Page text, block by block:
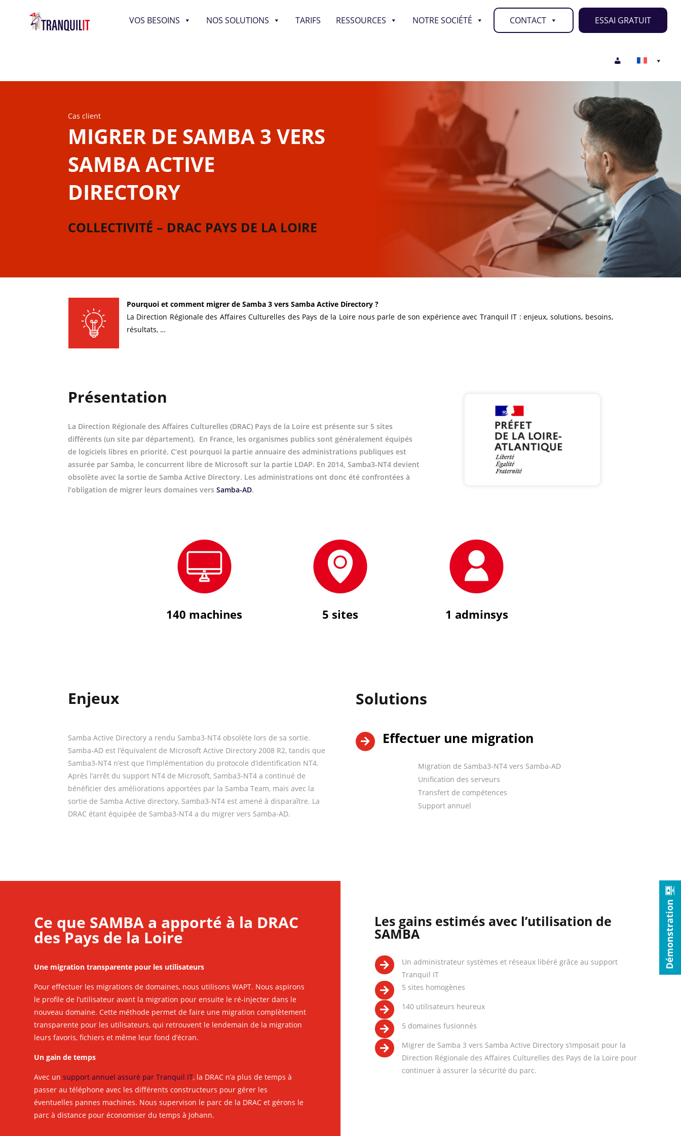
VOS BESOINS NOS SOLUTIONS TARIFS RESSOURCES NOTRE SOCIÉTÉ CONTACT ESSAI GRATUIT
Cas client
MIGRER DE SAMBA 3 VERS
SAMBA ACTIVE
DIRECTORY
COLLECTIVITÉ – DRAC PAYS DE LA LOIRE
Pourquoi et comment migrer de Samba 3 vers Samba Active Directory ?
La Direction Régionale des Affaires Culturelles des Pays de la Loirenous parle de son expérience avec Tranquil IT : enjeux, solutions, besoins,
résultats, …
Présentation
La Direction Régionale des Affaires Culturelles (DRAC) Pays de la Loire est présente sur 5 sites
différents (un site par département). En France, les organismes publics sont généralement équipés
de logiciels libres en priorité. C’est pourquoi la partie annuaire des administrations publiques est
assurée par Samba, le concurrent libre de Microsoft sur la partie LDAP. En 2014, Samba3-NT4 devient
obsolète avec la sortie de Samba Active Directory. Les administrations ont donc été confrontées à
l’obligation de migrer leurs domaines versSamba-AD.
140 machines 5 sites 1 adminsys
Enjeux
Samba Active Directory a rendu Samba3-NT4 obsolète lors de sa sortie.
Samba-AD est l’équivalent de Microsoft Active Directory 2008 R2, tandis que
Samba3-NT4 n’est que l’implémentation du protocole d’identification NT4.
Après l’arrêt du support NT4 de Microsoft, Samba3-NT4 a continué de
bénéficier des améliorations apportées par la Samba Team, mais avec la
sortie de Samba Active directory, Samba3-NT4 est amené à disparaître. La
DRAC étant équipée de Samba3-NT4 a du migrer vers Samba-AD.
Solutions
 Effectuer une migration
Migration de Samba3-NT4 vers Samba-AD
Unification des serveurs
Transfert de compétences
Support annuel
Ce que SAMBA a apporté à la DRAC
des Pays de la Loire
Une migration transparente pour les utilisateurs
Pour effectuer les migrations de domaines, nous utilisons WAPT. Nous aspirons
le profile de l’utilisateur avant la migration pour ensuite le ré-injecter dans le
nouveau domaine. Cette méthode permet de faire une migration complètement
transparente pour les utilisateurs, qui retrouvent le lendemain de la migration
leurs favoris, fichiers et même leur fond d’écran.
Un gain de temps
Avec un support annuel assuré par Tranquil IT, la DRAC n’a plus de temps à
passer au téléphone avec les différents constructeurs pour gérer les
éventuelles pannes machines. Nous supervison le parc de la DRAC et gérons le
parc à distance pour économiser du temps à Johann.
Les gains estimés avec l’utilisation de
SAMBA

Un administrateur systèmes et réseaux libéré grâce au support
Tranquil IT
 5 sites homogènes
 140 utilisateurs heureux
 5 domaines fusionnés

Migrer de Samba 3 vers Samba Active Directory s’imposait pour la
Direction Régionale des Affaires Culturelles des Pays de la Loire pour
continuer à assurer la sécurité du parc.
Démonstration